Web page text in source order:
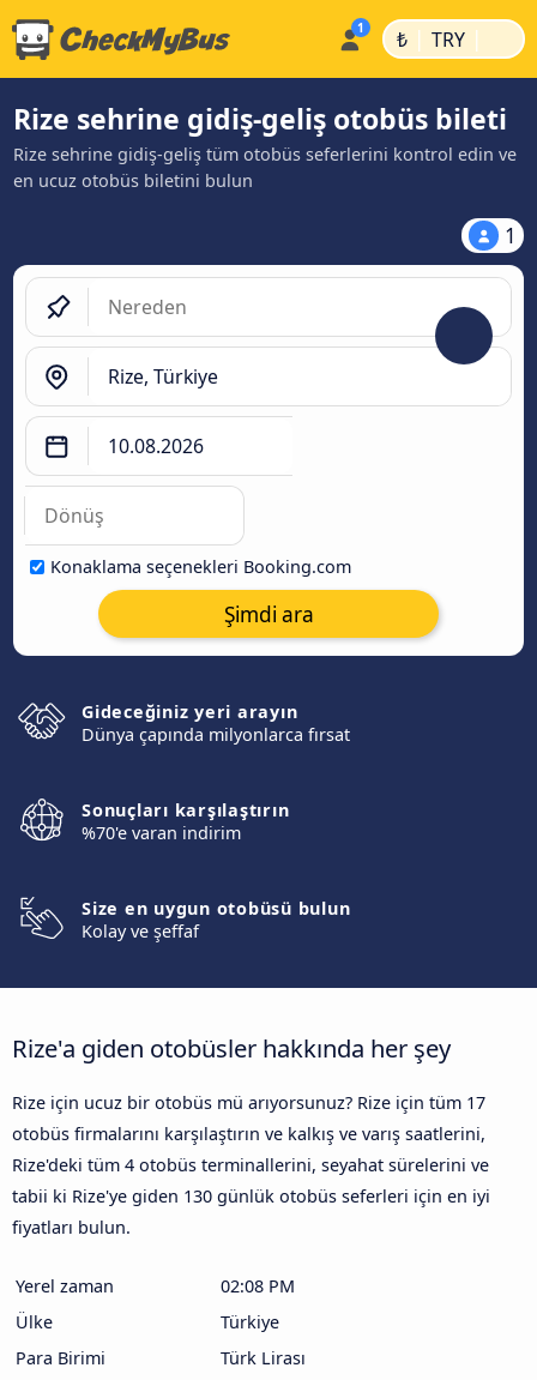
₺ | TRY |
Rize sehrine gidiş-geliş otobüs bileti
Rize sehrine gidiş-geliş tüm otobüs seferlerini kontrol edin ve
en ucuz otobüs biletini bulun
1
Konaklama seçenekleri Booking.com
Şimdi ara
Gideceğiniz yeri arayın
Dünya çapında milyonlarca fırsat
Sonuçları karşılaştırın
%70'e varan indirim
Size en uygun otobüsü bulun
Kolay ve şeffaf
Rize'a giden otobüsler hakkında her şey
Rize için ucuz bir otobüs mü arıyorsunuz? Rize için tüm 17
otobüs firmalarını karşılaştırın ve kalkış ve varış saatlerini,
Rize'deki tüm 4 otobüs terminallerini, seyahat sürelerini ve
tabii ki Rize'ye giden 130 günlük otobüs seferleri için en iyi
fiyatları bulun.
Yerel zaman
02:08 PM
Ülke
Türkiye
Para Birimi
Türk Lirası